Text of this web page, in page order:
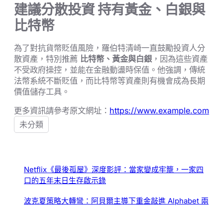
建議分散投資 持有黃金、白銀與
比特幣
為了對抗貨幣貶值風險，羅伯特清崎一直鼓勵投資人分
散資產，特別推薦 比特幣、黃金與白銀 ，因為這些資產
不受政府操控，並能在金融動盪時保值。他強調，傳統
法幣系統不斷貶值，而比特幣等資產則有機會成為長期
價值儲存工具。
更多資訊請參考原文網址： https://www.example.com
未分類
Netflix《最後孤屋》深度影評：當家變成牢籠，一家四
口的五年末日生存啟示錄
波克夏策略大轉彎：阿貝爾主導下重金敲進 Alphabet 兩